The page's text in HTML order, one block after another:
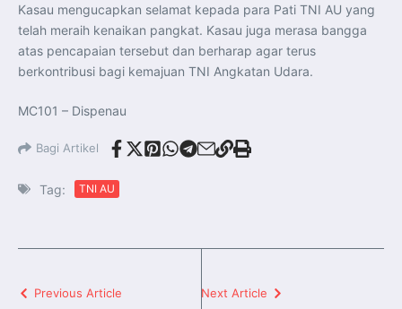
Menlu RI Dorong Kemitraan Ekonomi ASEAN–Korea
Selatan untuk Perkuat Ketahanan Kawasan
Kemitraan ASEAN–Kanada Perkuat Ketahanan Ekonomi,
Pangan, dan Energi Kawasan
ASEAN dan India Perkuat Ketahanan Kawasan lewat
Kerja Sama Maritim, Ekonomi, dan Kesehatan
Kepala BGN Sudaryono Tegaskan Komitmen Perkuat
Gratis
Kasau mengucapkan selamat kepada para Pati TNI AU yang
telah meraih kenaikan pangkat. Kasau juga merasa bangga
atas pencapaian tersebut dan berharap agar terus
berkontribusi bagi kemajuan TNI Angkatan Udara.
MC101 – Dispenau
Bagi Artikel
Tag: TNI AU
Previous Article Next Article